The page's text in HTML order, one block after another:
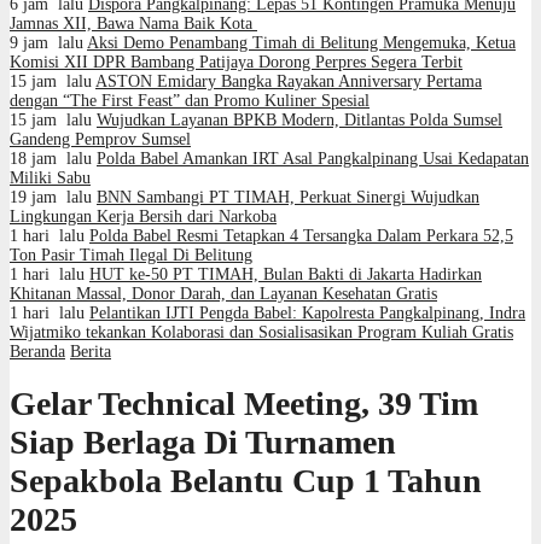
6 jam lalu Dispora Pangkalpinang: Lepas 51 Kontingen Pramuka Menuju
Jamnas XII, Bawa Nama Baik Kota
9 jam lalu Aksi Demo Penambang Timah di Belitung Mengemuka, Ketua
Komisi XII DPR Bambang Patijaya Dorong Perpres Segera Terbit
15 jam lalu ASTON Emidary Bangka Rayakan Anniversary Pertama
dengan “The First Feast” dan Promo Kuliner Spesial
15 jam lalu Wujudkan Layanan BPKB Modern, Ditlantas Polda Sumsel
Gandeng Pemprov Sumsel
18 jam lalu Polda Babel Amankan IRT Asal Pangkalpinang Usai Kedapatan
Miliki Sabu
19 jam lalu BNN Sambangi PT TIMAH, Perkuat Sinergi Wujudkan
Lingkungan Kerja Bersih dari Narkoba
1 hari lalu Polda Babel Resmi Tetapkan 4 Tersangka Dalam Perkara 52,5
Ton Pasir Timah Ilegal Di Belitung
1 hari lalu HUT ke-50 PT TIMAH, Bulan Bakti di Jakarta Hadirkan
Khitanan Massal, Donor Darah, dan Layanan Kesehatan Gratis
1 hari lalu Pelantikan IJTI Pengda Babel: Kapolresta Pangkalpinang, Indra
Wijatmiko tekankan Kolaborasi dan Sosialisasikan Program Kuliah Gratis
Beranda Berita
Gelar Technical Meeting, 39 Tim
Siap Berlaga Di Turnamen
Sepakbola Belantu Cup 1 Tahun
2025